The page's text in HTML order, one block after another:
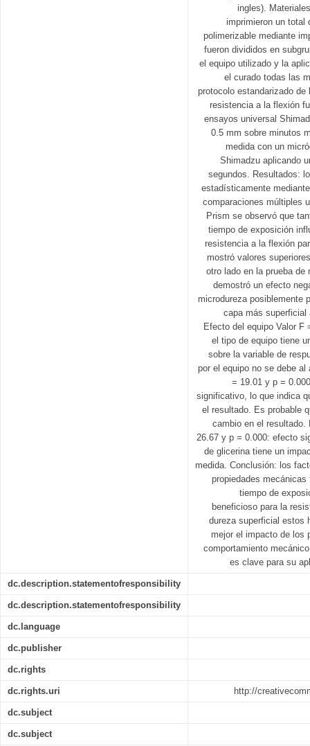
ingles).
imprimieron un total
polimerizable mediante
fueron divididos en
el equipo utilizado y la
el curado todas las
protocolo estandarizado
resistencia a la flexión
ensayos universal
0.5 mm sobre minutos
medida con un
Shimadzu aplicando
segundos. Resultados:
estadísticamente
comparaciones múltiples
Prism se observó que
tiempo de exposición
resistencia a la flexión
mostró valores
otro lado en la prueba de
demostró un efecto
microdureza posiblemente
capa más superficial
Efecto del equipo Valor
el tipo de equipo tiene
sobre la variable de
por el equipo no se debe
= 19.01 y p =
significativo, lo que indica
el resultado. Es probable
cambio en el resultado.
26.67 y p = 0.000: efecto
de glicerina tiene un
medida. Conclusión: los
propiedades
tiempo de
beneficioso para la
dureza superficial estos
mejor el impacto de los
comportamiento
es clave para su
dc.description.statementofresponsibility
dc.description.statementofresponsibility
dc.language
dc.publisher
dc.rights
dc.rights.uri http://
dc.subject
dc.subject